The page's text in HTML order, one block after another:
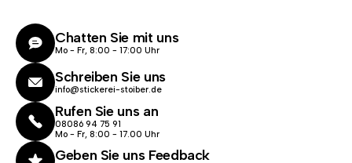
Chatten Sie mit uns
Mo - Fr, 8:00 - 17:00 Uhr
Schreiben Sie uns
info@stickerei-stoiber.de
Rufen Sie uns an
08086 94 75 91
Mo - Fr, 8:00 - 17.00 Uhr
Geben Sie uns Feedback